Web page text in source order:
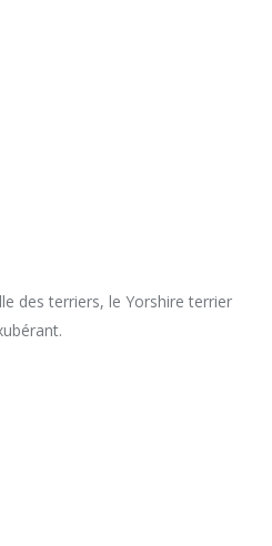
des terriers, le Yorshire terrier